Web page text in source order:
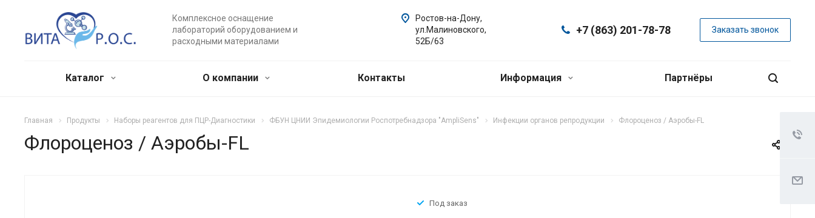
Комплексное оснащение
лабораторий оборудованием и
расходными материалами
+7 (863) 201-78-78 Заказать звонок
Ростов-на-Дону,
ул.Малиновского,
52Б/63
Каталог О компании Контакты Информация Партнёры
Главная Продукты Наборы реагентов для ПЦР-Диагностики ФБУН ЦНИИ Эпидемиологии Роспотребнадзора "AmpliSens" Инфекции органов репродукции Флороценоз / Аэробы-FL
Флороценоз / Аэробы-FL
Под заказ